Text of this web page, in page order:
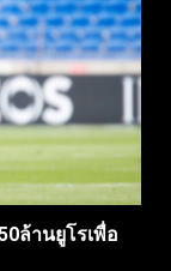
ล้านยูโรเพื่อ